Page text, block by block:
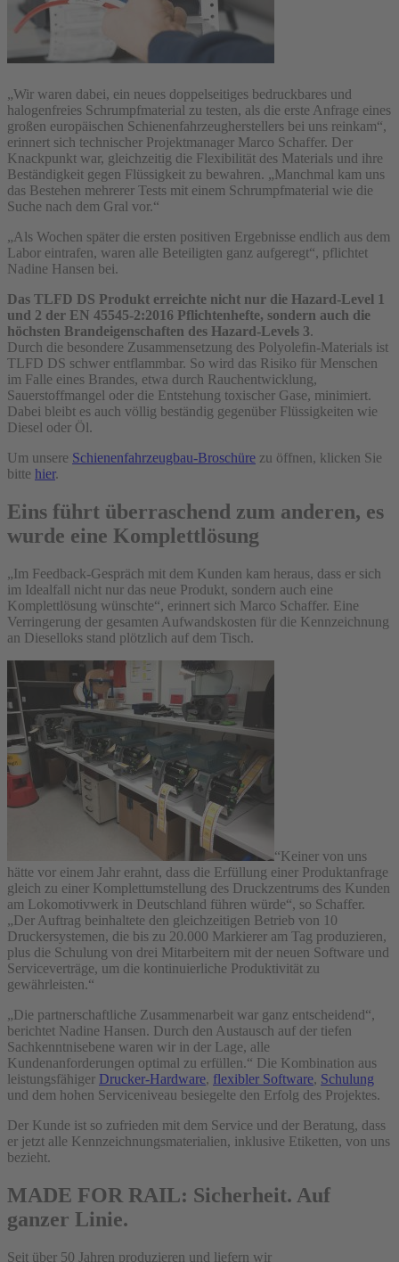
„Wir waren dabei, ein neues doppelseitiges bedruckbares und
halogenfreies Schrumpfmaterial zu testen, als die erste Anfrage eines
großen europäischen Schienenfahrzeugherstellers bei uns reinkam“,
erinnert sich technischer Projektmanager Marco Schaffer. Der
Knackpunkt war, gleichzeitig die Flexibilität des Materials und ihre
Beständigkeit gegen Flüssigkeit zu bewahren. „Manchmal kam uns
das Bestehen mehrerer Tests mit einem Schrumpfmaterial wie die
Suche nach dem Gral vor.“
„Als Wochen später die ersten positiven Ergebnisse endlich aus dem
Labor eintrafen, waren alle Beteiligten ganz aufgeregt“, pflichtet
Nadine Hansen bei.
Das TLFD DS Produkt erreichte nicht nur die Hazard-Level 1
und 2 der EN 45545-2:2016 Pflichtenhefte, sondern auch die
höchsten Brandeigenschaften des Hazard-Levels 3.
Durch die besondere Zusammensetzung des Polyolefin-Materials ist
TLFD DS schwer entflammbar. So wird das Risiko für Menschen
im Falle eines Brandes, etwa durch Rauchentwicklung,
Sauerstoffmangel oder die Entstehung toxischer Gase, minimiert.
Dabei bleibt es auch völlig beständig gegenüber Flüssigkeiten wie
Diesel oder Öl.
Um unsere Schienenfahrzeugbau-Broschüre zu öffnen, klicken Sie
bitte hier.
Eins führt überraschend zum anderen, es
wurde eine Komplettlösung
„Im Feedback-Gespräch mit dem Kunden kam heraus, dass er sich
im Idealfall nicht nur das neue Produkt, sondern auch eine
Komplettlösung wünschte“, erinnert sich Marco Schaffer. Eine
Verringerung der gesamten Aufwandskosten für die Kennzeichnung
an Dieselloks stand plötzlich auf dem Tisch.
“Keiner von uns
hätte vor einem Jahr erahnt, dass die Erfüllung einer Produktanfrage
gleich zu einer Komplettumstellung des Druckzentrums des Kunden
am Lokomotivwerk in Deutschland führen würde“, so Schaffer.
„Der Auftrag beinhaltete den gleichzeitigen Betrieb von 10
Druckersystemen, die bis zu 20.000 Markierer am Tag produzieren,
plus die Schulung von drei Mitarbeitern mit der neuen Software und
Serviceverträge, um die kontinuierliche Produktivität zu
gewährleisten.“
„Die partnerschaftliche Zusammenarbeit war ganz entscheidend“,
berichtet Nadine Hansen. Durch den Austausch auf der tiefen
Sachkenntnisebene waren wir in der Lage, alle
Kundenanforderungen optimal zu erfüllen.“ Die Kombination aus
leistungsfähiger Drucker-Hardware, flexibler Software, Schulung
und dem hohen Serviceniveau besiegelte den Erfolg des Projektes.
Der Kunde ist so zufrieden mit dem Service und der Beratung, dass
er jetzt alle Kennzeichnungsmaterialien, inklusive Etiketten, von uns
bezieht.
MADE FOR RAIL: Sicherheit. Auf
ganzer Linie.
Seit über 50 Jahren produzieren und liefern wir